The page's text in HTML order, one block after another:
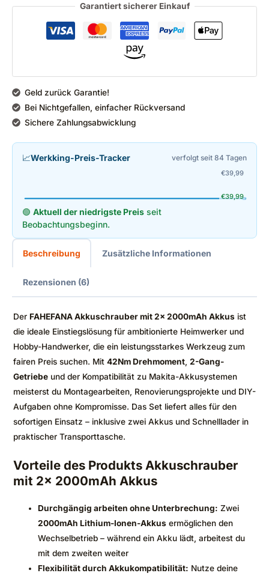
Garantiert sicherer Einkauf
Geld zurück Garantie!
Bei Nichtgefallen, einfacher Rückversand
Sichere Zahlungsabwicklung
📈Werkking-Preis-Tracker verfolgt seit 84 Tagen
€39,99
€39,99
🟢 Aktuell der niedrigste Preis seit
Beobachtungsbeginn.
Beschreibung Zusätzliche Informationen
Rezensionen (6)
Der FAHEFANA Akkuschrauber mit 2x 2000mAh Akkus ist
die ideale Einstiegslösung für ambitionierte Heimwerker und
Hobby-Handwerker, die ein leistungsstarkes Werkzeug zum
fairen Preis suchen. Mit 42Nm Drehmoment, 2-Gang-
Getriebe und der Kompatibilität zu Makita-Akkusystemen
meisterst du Montagearbeiten, Renovierungsprojekte und DIY-
Aufgaben ohne Kompromisse. Das Set liefert alles für den
sofortigen Einsatz – inklusive zwei Akkus und Schnelllader in
praktischer Transporttasche.
Vorteile des Produkts Akkuschrauber
mit 2x 2000mAh Akkus
Durchgängig arbeiten ohne Unterbrechung: Zwei
2000mAh Lithium-Ionen-Akkus ermöglichen den
Wechselbetrieb – während ein Akku lädt, arbeitest du
mit dem zweiten weiter
Flexibilität durch Akkukompatibilität: Nutze deine